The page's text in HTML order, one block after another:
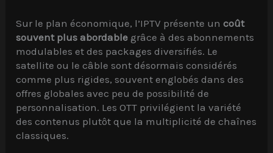
Sur le plan économique, l’IPTV présente uncoût
souvent plus abordable grâce à des abonnements
modulables et des packages diversifiés. Le
satellite ou le câble sont désormais considérés
comme plus rigides, souvent englobés dans des
offres globales avec peu de possibilité de
personnalisation. Les OTT privilégient la variété
des contenus plutôt que la multiplicité de chaînes
classiques.